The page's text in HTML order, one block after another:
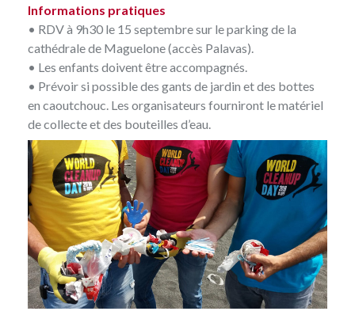
Informations pratiques
• RDV à 9h30 le 15 septembre sur le parking de la
cathédrale de Maguelone (accès Palavas).
• Les enfants doivent être accompagnés.
• Prévoir si possible des gants de jardin et des bottes
en caoutchouc. Les organisateurs fourniront le matériel
de collecte et des bouteilles d’eau.